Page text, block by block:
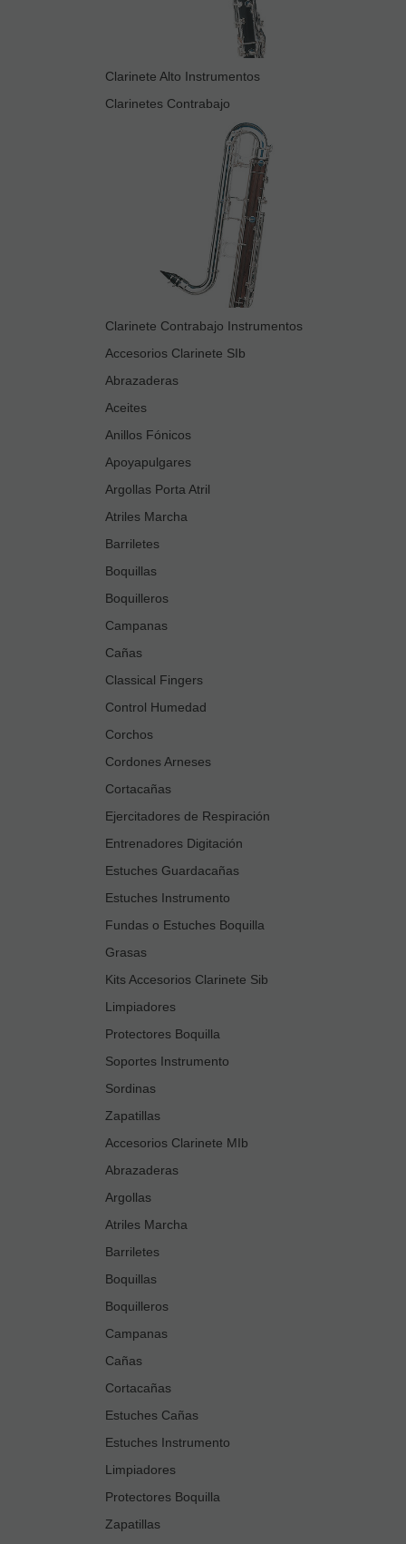
Clarinete Alto Instrumentos
Clarinetes Contrabajo
Clarinete Contrabajo Instrumentos
Accesorios Clarinete SIb
Abrazaderas
Aceites
Anillos Fónicos
Apoyapulgares
Argollas Porta Atril
Atriles Marcha
Barriletes
Boquillas
Boquilleros
Campanas
Cañas
Classical Fingers
Control Humedad
Corchos
Cordones Arneses
Cortacañas
Ejercitadores de Respiración
Entrenadores Digitación
Estuches Guardacañas
Estuches Instrumento
Fundas o Estuches Boquilla
Grasas
Kits Accesorios Clarinete Sib
Limpiadores
Protectores Boquilla
Soportes Instrumento
Sordinas
Zapatillas
Accesorios Clarinete MIb
Abrazaderas
Argollas
Atriles Marcha
Barriletes
Boquillas
Boquilleros
Campanas
Cañas
Cortacañas
Estuches Cañas
Estuches Instrumento
Limpiadores
Protectores Boquilla
Zapatillas